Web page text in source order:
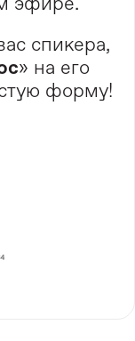
эфире.
спикера,
» на его
форму!